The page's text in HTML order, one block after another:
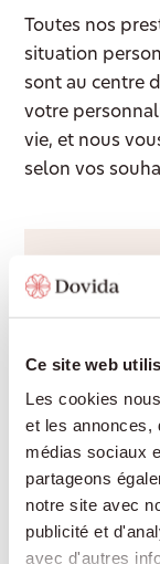
Ce site web
Les cookies
et les annonces,
médias sociaux
partageons
notre site avec
publicité et
avec d'autres
Toutes nos
situation
sont au centre
votre
vie, et nous
selon vos
sécurité
Aide à
Cuisine,
vous aidons